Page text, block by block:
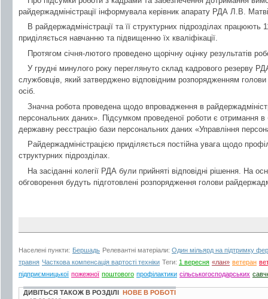
райдержадміністрації інформувала керівник апарату РДА Л.В.
В райдержадміністрації та її структурних підрозділах
приділяється навчанню та підвищенню їх кваліфікації.
Протягом січня-лютого проведено щорічну оцінку результатів
У грудні минулого року переглянуто склад кадрового резерву
службовців, який затверджено відповідним розпорядженням
осіб.
Значна робота проведена щодо впровадження в
персональних даних». Підсумком проведеної роботи є отримання в
державну реєстрацію бази персональних даних «Управління
Райдержадміністрацією приділяється постійна увага щодо
структурних підрозділах.
На засіданні колегії РДА були прийняті відповідні рішення. На
обговорення будуть підготовлені розпорядження голови
Населені пункти: Бершадь Релевантні матеріали: Один мільярд на підтримку
травня Часткова компенсація вартості техніки Теги: 1 вересня «лан» ветеран
підприємницької пожежної поштового профілактики сільськогосподарських
ДИВІТЬСЯ ТАКОЖ В РОЗДІЛІ НОВЕ В РОБОТІ